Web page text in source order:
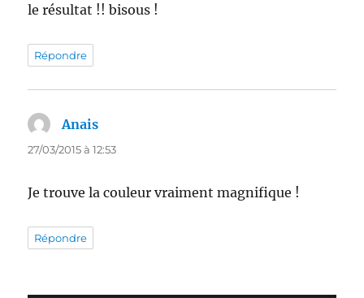
le résultat !! bisous !
Répondre
Anais
27/03/2015 à 12:53
Je trouve la couleur vraiment magnifique !
Répondre